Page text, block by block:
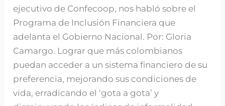
ejecutivo de Confecoop, nos habló sobre el
Programa de Inclusión Financiera que
adelanta el Gobierno Nacional. Por: Gloria
Camargo. Lograr que más colombianos
puedan acceder a un sistema financiero de su
preferencia, mejorando sus condiciones de
vida, erradicando el ‘gota a gota’ y
de
colombianos